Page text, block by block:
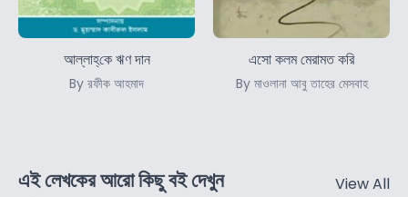
আল্লাহ্‌কে ঋণ দান
By রফীক আহমাদ
এসো কলম মেরামত করি
By মাওলানা আবু তাহের মেসবাহ
এই লেখকের আরো কিছু বই দেখুন View All